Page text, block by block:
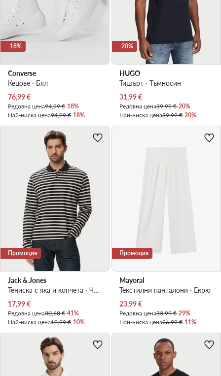
-18%
Converse
Кецове · Бял
Актуална цена
76,99€
Редовна цена94,99 €-18%
Най-ниска цена94,99 €-18%
-20%
HUGO
Тишърт · Тъмносин
Актуална цена
31,99€
Редовна цена39,99 €-20%
Най-ниска цена39,99 €-20%
Промоция
Jack & Jones
Тениска с яка и копчета · Черен
Актуална цена
17,99€
Редовна цена30,68 €-41%
Най-ниска цена19,99 €-10%
Промоция
Mayoral
Текстилни панталони · Екрю
Актуална цена
23,99€
Редовна цена33,99 €-29%
Най-ниска цена26,99 €-11%